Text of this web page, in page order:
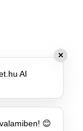
✕
AI
😊